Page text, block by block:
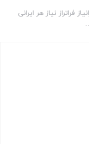
فراتراز نیاز هر ایرانی